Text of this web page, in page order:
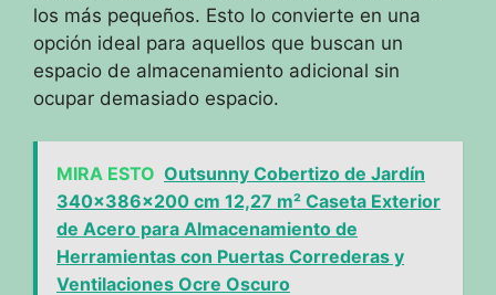
los más pequeños. Esto lo convierte en una
opción ideal para aquellos que buscan un
espacio de almacenamiento adicional sin
ocupar demasiado espacio.
MIRA ESTO Outsunny Cobertizo de Jardín
340x386x200 cm 12,27 m² Caseta Exterior
de Acero para Almacenamiento de
Herramientas con Puertas Correderas y
Ventilaciones Ocre Oscuro